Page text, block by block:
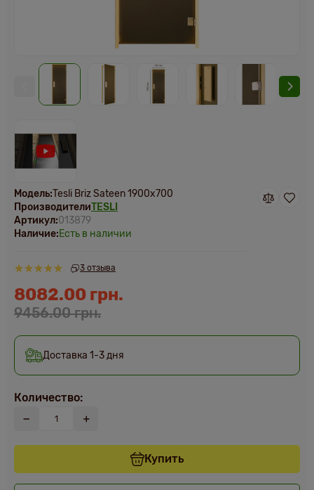
Модель:Tesli Briz Sateen 1900х700
ПроизводителиTESLI
Артикул:013879
Наличие:Есть в наличии
Доставка 1-3 дня
3 отзыва
9456.00 грн.
8082.00 грн.
Количество:
Купить